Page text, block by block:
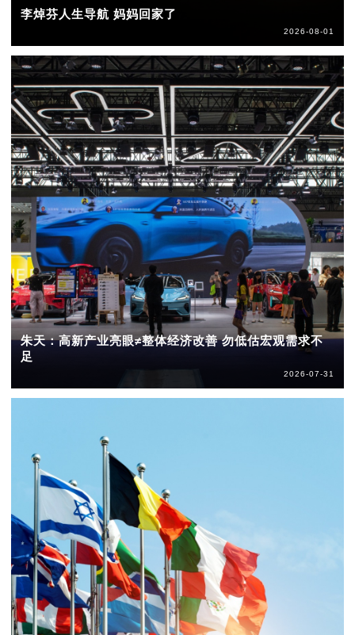
李焯芬人生导航 妈妈回家了
2026-08-01
朱天：高新产业亮眼≠整体经济改善 勿低估宏观需求不
足
2026-07-31